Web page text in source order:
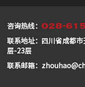
咨询热线： 028-
联系地址：四川省成都
层-23层
联系邮箱：